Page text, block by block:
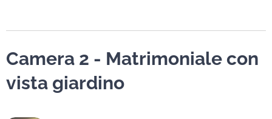
Camera 2 - Matrimoniale con
vista giardino